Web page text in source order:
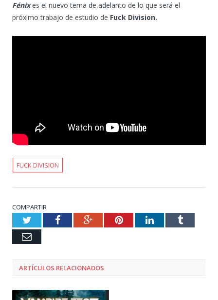
Fénix es el nuevo tema de adelanto de lo que será el
próximo trabajo de estudio de Fuck Division.
FUCK DIVISION
COMPARTIR
TwitterFacebookGoogle+PinterestLinkedInTumblr
Email
ARTÍCULOS RELACIONADOS